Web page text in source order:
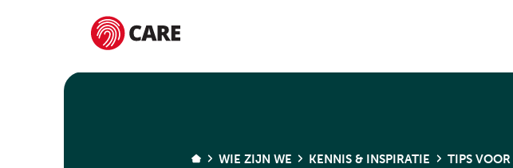
HOMEWIE ZIJN WE KENNIS & INSPIRATIE TIPS